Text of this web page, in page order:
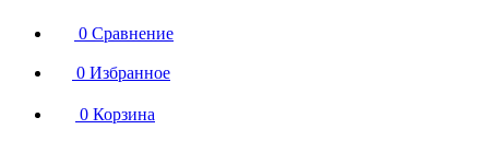
0 Сравнение
0 Избранное
0 Корзина